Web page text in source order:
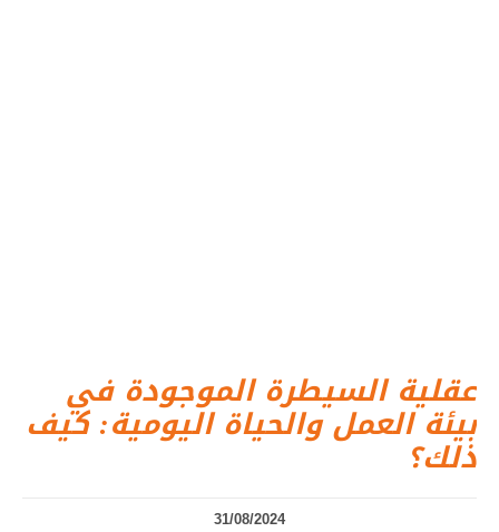
عقلية السيطرة الموجودة في
بيئة العمل والحياة اليومية: كيف
ذلك؟
31/08/2024